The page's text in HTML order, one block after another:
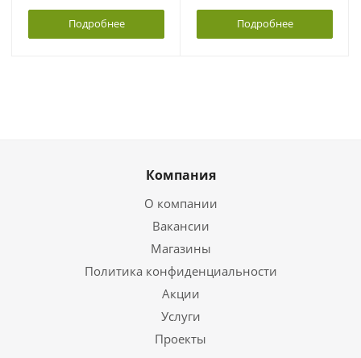
Подробнее Подробнее
Компания
О компании
Вакансии
Магазины
Политика конфиденциальности
Акции
Услуги
Проекты